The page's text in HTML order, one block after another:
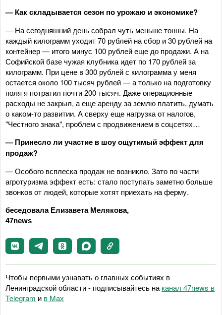
— Как складывается сезон по урожаю и экономике?
— На сегодняшний день собрал чуть меньше тонны. На
каждый килограмм уходит 70 рублей на сбор и 30 рублей на
контейнер — итого минус 100 рублей еще до продажи. А на
Софийской базе чужая клубника идет по 170 рублей за
килограмм. При цене в 300 рублей с килограмма у меня
остается около 100 тысяч рублей — а только на подготовку
поля я потратил почти 200 тысяч. Даже операционные
расходы не закрыл, а еще аренду за землю платить, думать
о каком-то развитии. А сверху еще нагрузка от налогов,
"Честного знака", проблем с продвижением в соцсетях…
— Принесло ли участие в шоу ощутимый эффект для
продаж?
— Особого всплеска продаж не возникло. Зато по части
агротуризма эффект есть: стало поступать заметно больше
звонков от людей, которые хотят приехать на ферму.
беседовала Елизавета Мелякова,
47news
Чтобы первыми узнавать о главных событиях в
Ленинградской области - подписывайтесь на канал 47news в
Telegram и в Maх